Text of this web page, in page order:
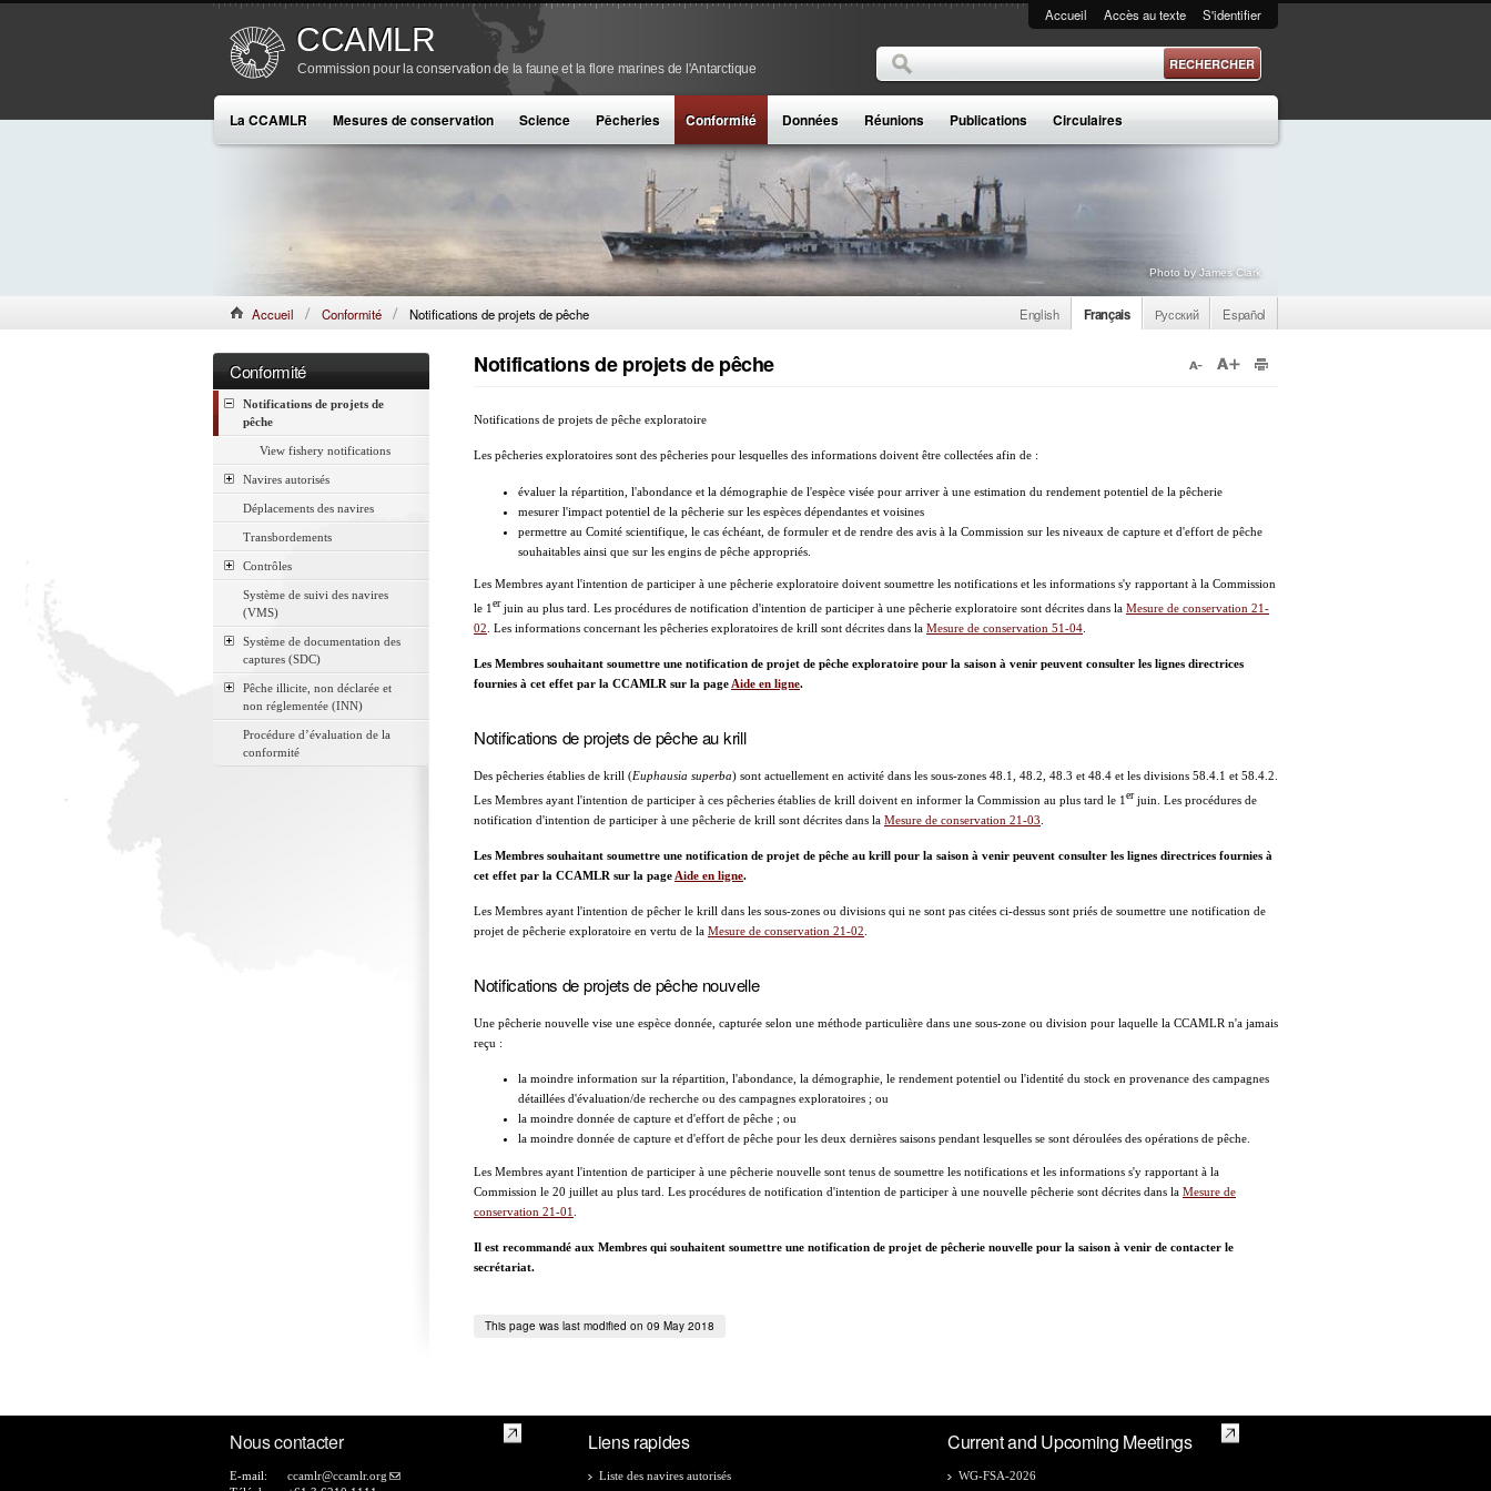
CCAMLR
Commission pour la conservation de la faune et la flore marines de l'Antarctique
Accueil Accès au texte S'identifier
Formulaire de recherche
Rechercher
La CCAMLR Mesures de conservation Science Pêcheries Conformité Données Réunions Publications Circulaires
Photo by James Clark
English Français Русский Español
Accueil Conformité Notifications de projets de pêche
Conformité
Notifications de projets de
pêche
View fishery notifications
Navires autorisés
Déplacements des navires
Transbordements
Contrôles
Système de suivi des navires
(VMS)
Système de documentation des
captures (SDC)
Pêche illicite, non déclarée et
non réglementée (INN)
Procédure d’évaluation de la
conformité
Notifications de projets de pêche
Notifications de projets de pêche exploratoire
Les pêcheries exploratoires sont des pêcheries pour lesquelles des informations doivent être collectées afin de :
évaluer la répartition, l'abondance et la démographie de l'espèce visée pour arriver à une estimation du rendement potentiel de la pêcherie
mesurer l'impact potentiel de la pêcherie sur les espèces dépendantes et voisines
permettre au Comité scientifique, le cas échéant, de formuler et de rendre des avis à la Commission sur les niveaux de capture et d'effort de pêche
souhaitables ainsi que sur les engins de pêche appropriés.
Les Membres ayant l'intention de participer à une pêcherie exploratoire doivent soumettre les notifications et les informations s'y rapportant à la Commission
le 1 er juin au plus tard. Les procédures de notification d'intention de participer à une pêcherie exploratoire sont décrites dans la Mesure de conservation 21-
02 . Les informations concernant les pêcheries exploratoires de krill sont décrites dans la Mesure de conservation 51-04
Les Membres souhaitant soumettre une notification de projet de pêche exploratoire pour la saison à venir peuvent consulter les lignes directrices
fournies à cet effet par la CCAMLR sur la page Aide en ligne.
Notifications de projets de pêche au krill
Des pêcheries établies de krill (Euphausia superba) sont actuellement en activité dans les sous-zones 48.1, 48.2, 48.3 et 48.4 et les divisions 58.4.1 et 58.4.2.
Les Membres ayant l'intention de participer à ces pêcheries établies de krill doivent en informer la Commission au plus tard le 1 er juin. Les procédures de
notification d'intention de participer à une pêcherie de krill sont décrites dans la Mesure de conservation 21-03
Les Membres souhaitant soumettre une notification de projet de pêche au krill pour la saison à venir peuvent consulter les lignes directrices fournies à
cet effet par la CCAMLR sur la page Aide en ligne.
Les Membres ayant l'intention de pêcher le krill dans les sous-zones ou divisions qui ne sont pas citées ci-dessus sont priés de soumettre une notification de
projet de pêcherie exploratoire en vertu de la Mesure de conservation 21-02
Notifications de projets de pêche nouvelle
Une pêcherie nouvelle vise une espèce donnée, capturée selon une méthode particulière dans une sous-zone ou division pour laquelle la CCAMLR n'a jamais
reçu :
la moindre information sur la répartition, l'abondance, la démographie, le rendement potentiel ou l'identité du stock en provenance des campagnes
détaillées d'évaluation/de recherche ou des campagnes exploratoires ; ou
la moindre donnée de capture et d'effort de pêche ; ou
la moindre donnée de capture et d'effort de pêche pour les deux dernières saisons pendant lesquelles se sont déroulées des opérations de pêche.
Les Membres ayant l'intention de participer à une pêcherie nouvelle sont tenus de soumettre les notifications et les informations s'y rapportant à la
Commission le 20 juillet au plus tard. Les procédures de notification d'intention de participer à une nouvelle pêcherie sont décrites dans la Mesure de
conservation 21-01
Il est recommandé aux Membres qui souhaitent soumettre une notification de projet de pêcherie nouvelle pour la saison à venir de contacter le
secrétariat.
This page was last modified on 09 May 2018
Nous contacter
E-mail:
ccamlr@ccamlr.org
Liens rapides
Liste des navires autorisés
Current and Upcoming Meetings
WG-FSA-2026